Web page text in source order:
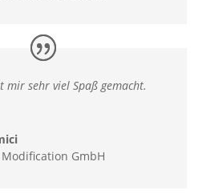
mir sehr viel Spaß gemacht.
GmbH